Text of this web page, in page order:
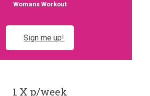
Womans Workout
Sign me up!
1 X p/week